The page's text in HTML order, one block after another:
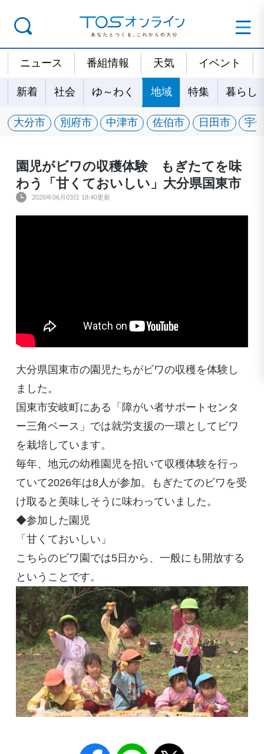
ニュース 番組情報 天気 イベント
新着 社会 ゆ～わく 地域 特集 暮らし
大分市 別府市 中津市 佐伯市 日田市 宇
園児がビワの収穫体験 もぎたてを味
わう「甘くておいしい」大分県国東市
2026年06月03日 18:40更新
大分県国東市の園児たちがビワの収穫を体験し
ました。
国東市安岐町にある「障がい者サポートセンタ
ー三角ベース」では就労支援の一環としてビワ
を栽培しています。
毎年、地元の幼稚園児を招いて収穫体験を行っ
ていて2026年は8人が参加。もぎたてのビワを受
け取ると美味しそうに味わっていました。
◆参加した園児
「甘くておいしい」
こちらのビワ園では5日から、一般にも開放する
ということです。